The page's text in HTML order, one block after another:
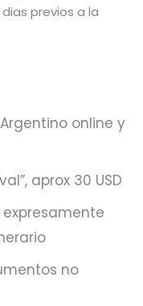
previos a la
online y
aprox 30 USD
no